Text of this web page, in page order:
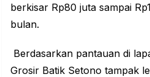
berkisar Rp80 juta sampai
bulan.
Berdasarkan pantauan di
Grosir Batik Setono tampak